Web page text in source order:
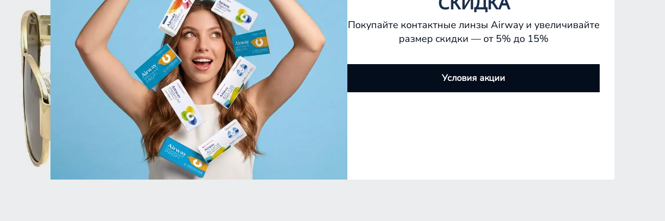
Покупайте контактные линзы Airway и увеличивайте
размер скидки — от 5% до 15%
Условия акции